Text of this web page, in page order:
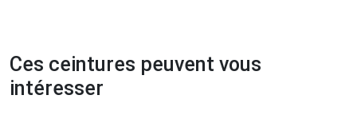
Ces ceintures peuvent vous
intéresser